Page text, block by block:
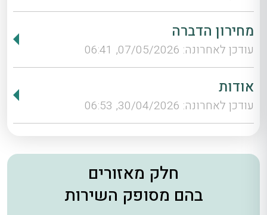
מחירון הדברה
עודכן לאחרונה: 07/05/2026, 06:41
אודות
עודכן לאחרונה: 30/04/2026, 06:53
חלק מאזורים
בהם מסופק השירות